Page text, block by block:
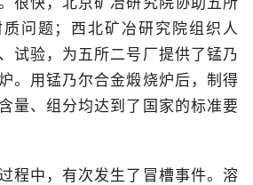
问题；西北矿冶研究院组织人
试验，为五所二号厂提供了锰乃
。用锰乃尔合金煅烧炉后，制得
量、组分均达到了国家的标准要
程中，有次发生了冒槽事件。溶